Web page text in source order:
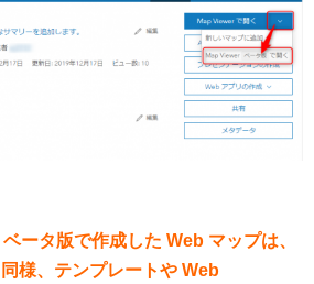
ータ版で作成した Web マップは、
様、テンプレートや Web